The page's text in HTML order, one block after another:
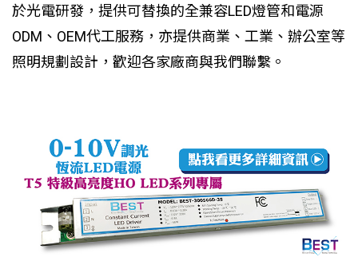
於光電研發，提供可替換的全兼容LED燈管和電源
ODM、OEM代工服務，亦提供商業、工業、辦公室等
照明規劃設計，歡迎各家廠商與我們聯繫。